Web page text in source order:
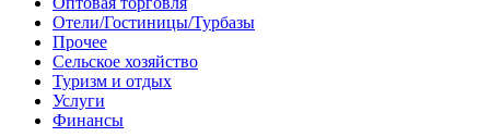
Отели/Гостиницы/Турбазы
Прочее
Сельское хозяйство
Туризм и отдых
Услуги
Финансы